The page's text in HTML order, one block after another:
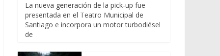
La nueva generación de la pick-up fue
presentada en el Teatro Municipal de
Santiago e incorpora un motor turbodiésel
de